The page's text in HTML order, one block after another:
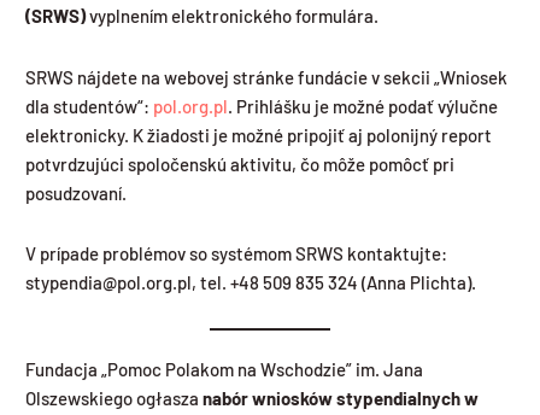
(SRWS)vyplnením elektronického formulára.
SRWS nájdete na webovej stránke fundácie v sekcii „Wniosek
dla studentów“: pol.org.pl. Prihlášku je možné podať výlučne
elektronicky. K žiadosti je možné pripojiť aj polonijný report
potvrdzujúci spoločenskú aktivitu, čo môže pomôcť pri
posudzovaní.
V prípade problémov so systémom SRWS kontaktujte:
stypendia@pol.org.pl, tel. +48 509 835 324 (Anna Plichta).
Fundacja „Pomoc Polakom na Wschodzie” im. Jana
Olszewskiego ogłasza nabór wniosków stypendialnych w